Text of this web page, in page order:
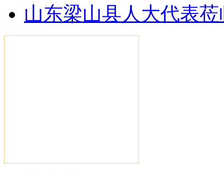
山东梁山县人大代表